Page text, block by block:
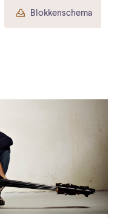
Blokkenschema